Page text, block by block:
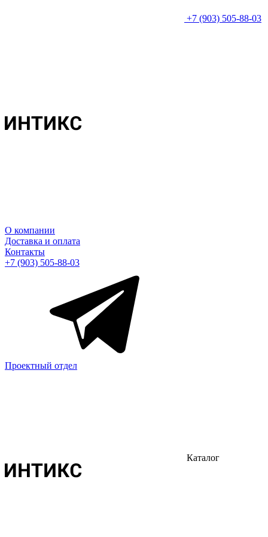
+7 (903) 505-88-03
О компании
Доставка и оплата
Контакты
+7 (903) 505-88-03
Проектный отдел
Каталог